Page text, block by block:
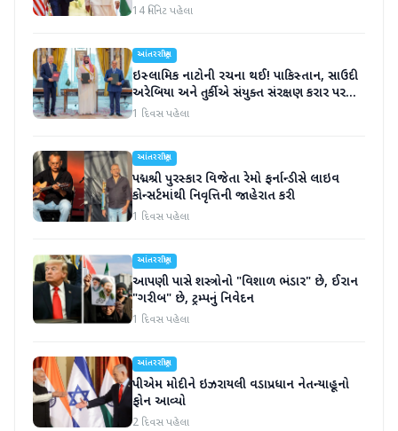
14 મિનિટ પહેલા
આંતરરાષ્ટ્રીય
ઇસ્લામિક નાટોની રચના થઈ! પાકિસ્તાન, સાઉદી
અરેબિયા અને તુર્કીએ સંયુક્ત સંરક્ષણ કરાર પર
હસ્તાક્ષર
1 દિવસ પહેલા
આંતરરાષ્ટ્રીય
પદ્મશ્રી પુરસ્કાર વિજેતા રેમો ફર્નાન્ડીસે લાઇવ
કોન્સર્ટમાંથી નિવૃત્તિની જાહેરાત કરી
1 દિવસ પહેલા
આંતરરાષ્ટ્રીય
આપણી પાસે શસ્ત્રોનો "વિશાળ ભંડાર" છે, ઈરાન
"ગરીબ" છે, ટ્રમ્પનું નિવેદન
1 દિવસ પહેલા
આંતરરાષ્ટ્રીય
પીએમ મોદીને ઇઝરાયલી વડાપ્રધાન નેતન્યાહૂનો
ફોન આવ્યો
2 દિવસ પહેલા